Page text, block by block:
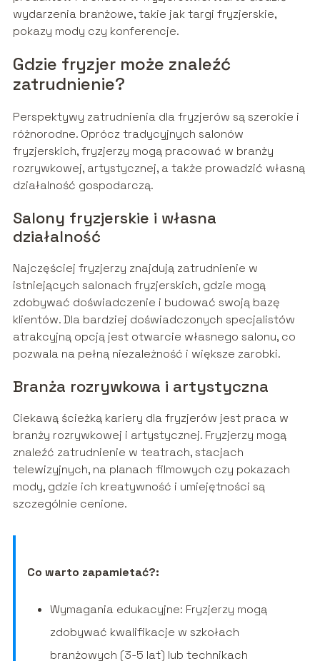
wydarzenia branżowe, takie jak targi fryzjerskie,
pokazy mody czy konferencje.
Gdzie fryzjer może znaleźć
zatrudnienie?
Perspektywy zatrudnienia dla fryzjerów są szerokie i
różnorodne. Oprócz tradycyjnych salonów
fryzjerskich, fryzjerzy mogą pracować w branży
rozrywkowej, artystycznej, a także prowadzić własną
działalność gospodarczą.
Salony fryzjerskie i własna
działalność
Najczęściej fryzjerzy znajdują zatrudnienie w
istniejących salonach fryzjerskich, gdzie mogą
zdobywać doświadczenie i budować swoją bazę
klientów. Dla bardziej doświadczonych specjalistów
atrakcyjną opcją jest otwarcie własnego salonu, co
pozwala na pełną niezależność i większe zarobki.
Branża rozrywkowa i artystyczna
Ciekawą ścieżką kariery dla fryzjerów jest praca w
branży rozrywkowej i artystycznej. Fryzjerzy mogą
znaleźć zatrudnienie w teatrach, stacjach
telewizyjnych, na planach filmowych czy pokazach
mody, gdzie ich kreatywność i umiejętności są
szczególnie cenione.
Co warto zapamietać?:
Wymagania edukacyjne: Fryzjerzy mogą
zdobywać kwalifikacje w szkołach
branżowych (3-5 lat) lub technikach